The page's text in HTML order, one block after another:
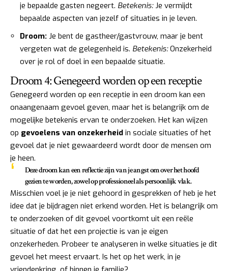
je bepaalde gasten negeert. Betekenis:Je vermijdt
bepaalde aspecten van jezelf of situaties in je leven.
Droom: Je bent de gastheer/gastvrouw, maar je bent
vergeten wat de gelegenheid is. Betekenis:Onzekerheid
over je rol of doel in een bepaalde situatie.
Droom 4: Genegeerd worden op een receptie
Genegeerd worden op een receptie in een droom kan een
onaangenaam gevoel geven, maar het is belangrijk om de
mogelijke betekenis ervan te onderzoeken. Het kan wijzen
op gevoelens van onzekerheid in sociale situaties of het
gevoel dat je niet gewaardeerd wordt door de mensen om
je heen.
Deze droom kan een reflectie zijn van je angst om over het hoofd
gezien te worden, zowel op professioneel als persoonlijk vlak.
Misschien voel je je niet gehoord in gesprekken of heb je het
idee dat je bijdragen niet erkend worden. Het is belangrijk om
te onderzoeken of dit gevoel voortkomt uit een reële
situatie of dat het een projectie is van je eigen
onzekerheden. Probeer te analyseren in welke situaties je dit
gevoel het meest ervaart. Is het op het werk, in je